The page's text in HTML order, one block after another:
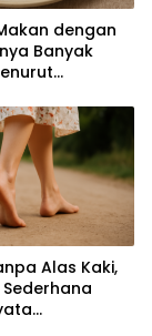
dengan
Banyak
Alas Kaki,